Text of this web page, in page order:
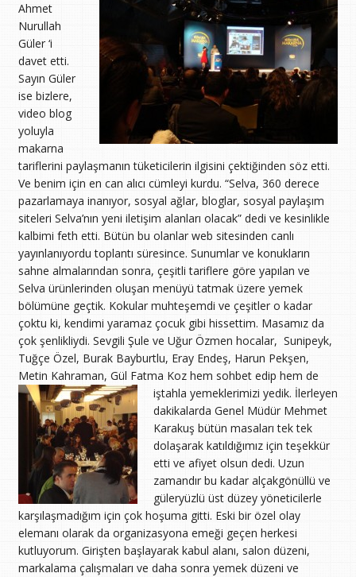
Ahmet
Nurullah
Güler ‘i
davet etti.
Sayın Güler
ise bizlere,
video blog
yoluyla
makarna
tariflerini paylaşmanın tüketicilerin ilgisini çektiğinden söz etti.
Ve benim için en can alıcı cümleyi kurdu. “Selva, 360 derece
pazarlamaya inanıyor, sosyal ağlar, bloglar, sosyal paylaşım
siteleri Selva’nın yeni iletişim alanları olacak” dedi ve kesinlikle
kalbimi feth etti. Bütün bu olanlar web sitesinden canlı
yayınlanıyordu toplantı süresince. Sunumlar ve konukların
sahne almalarından sonra, çeşitli tariflere göre yapılan ve
Selva ürünlerinden oluşan menüyü tatmak üzere yemek
bölümüne geçtik. Kokular muhteşemdi ve çeşitler o kadar
çoktu ki, kendimi yaramaz çocuk gibi hissettim. Masamız da
çok şenlikliydi. Sevgili Şule ve Uğur Özmen hocalar, Sunipeyk,
Tuğçe Özel, Burak Bayburtlu, Eray Endeş, Harun Pekşen,
Metin Kahraman, Gül Fatma Koz hem sohbet edip hem de
iştahla yemeklerimizi yedik. İlerleyen
dakikalarda Genel Müdür Mehmet
Karakuş bütün masaları tek tek
dolaşarak katıldığımız için teşekkür
etti ve afiyet olsun dedi. Uzun
zamandır bu kadar alçakgönüllü ve
güleryüzlü üst düzey yöneticilerle
karşılaşmadığım için çok hoşuma gitti. Eski bir özel olay
elemanı olarak da organizasyona emeği geçen herkesi
kutluyorum. Girişten başlayarak kabul alanı, salon düzeni,
markalama çalışmaları ve daha sonra yemek düzeni ve